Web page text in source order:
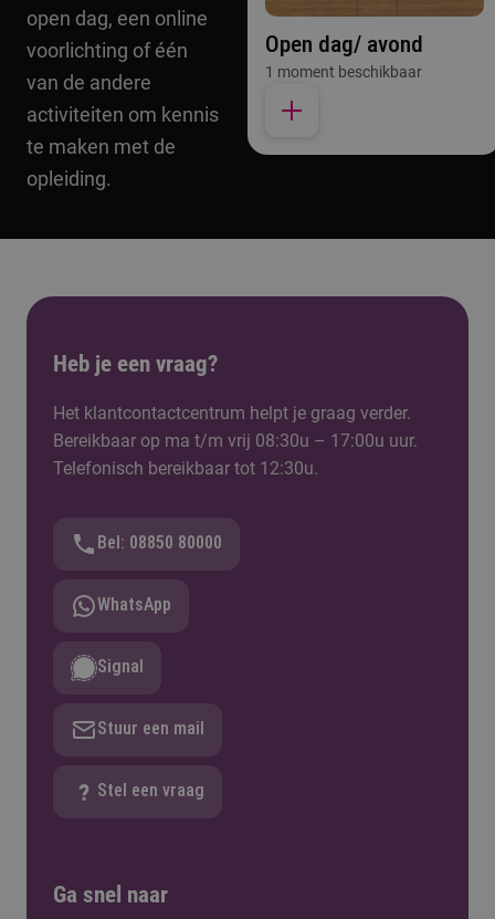
open dag, een online
voorlichting of één
van de andere
activiteiten om kennis
te maken met de
opleiding.
Open dag/ avond
1 moment beschikbaar
Heb je een vraag?
Het klantcontactcentrum helpt je graag verder.
Bereikbaar op ma t/m vrij 08:30u – 17:00u uur.
Telefonisch bereikbaar tot 12:30u.
Bel: 08850 80000
WhatsApp
Signal
Stuur een mail
Stel een vraag
Ga snel naar